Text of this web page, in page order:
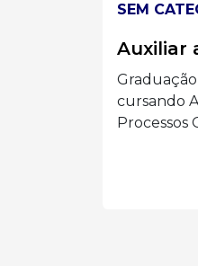
SEM
📢
Vendedora
Eder Luiz...